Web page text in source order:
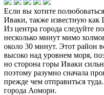
Если вы хотите
Иваки, также известную как
Из центра города следуйте
несколько минут мимо
около 30 минут. Этот район
высоко над уровнем моря,
но сторона горы Иваки
поэтому разумно сначала
прежде чем отправиться
города Аомори.